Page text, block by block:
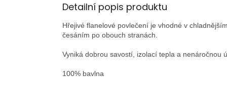
Detailní popis produktu
Hřejivé flanelové povlečení je vhodné v
česáním po obouch stranách.
Vyniká dobrou savostí, izolací tepla a nenáročnou
100% bavlna